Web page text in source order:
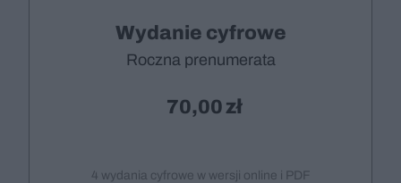
Wydanie cyfrowe
Roczna prenumerata
70,00
4 wydania cyfrowe w wersji online i PDF